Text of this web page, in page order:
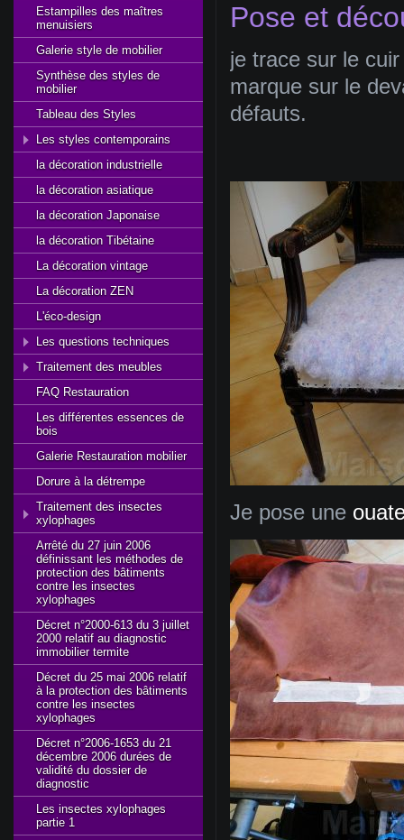
Pose et
je trace sur le
marque sur le
défauts.
Je pose une
Estampilles des maîtres
menuisiers
Galerie style de mobilier
Synthèse des styles de
mobilier
Tableau des Styles
Les styles contemporains
la décoration industrielle
la décoration asiatique
la décoration Japonaise
la décoration Tibétaine
La décoration vintage
La décoration ZEN
L'éco-design
Les questions techniques
Traitement des meubles
FAQ Restauration
Les différentes essences de
bois
Galerie Restauration mobilier
Dorure à la détrempe
Traitement des insectes
xylophages
Arrêté du 27 juin 2006
définissant les méthodes de
protection des bâtiments
contre les insectes
xylophages
Décret n°2000-613 du 3 juillet
2000 relatif au diagnostic
immobilier termite
Décret du 25 mai 2006 relatif
à la protection des bâtiments
contre les insectes
xylophages
Décret n°2006-1653 du 21
décembre 2006 durées de
validité du dossier de
diagnostic
Les insectes xylophages
partie 1